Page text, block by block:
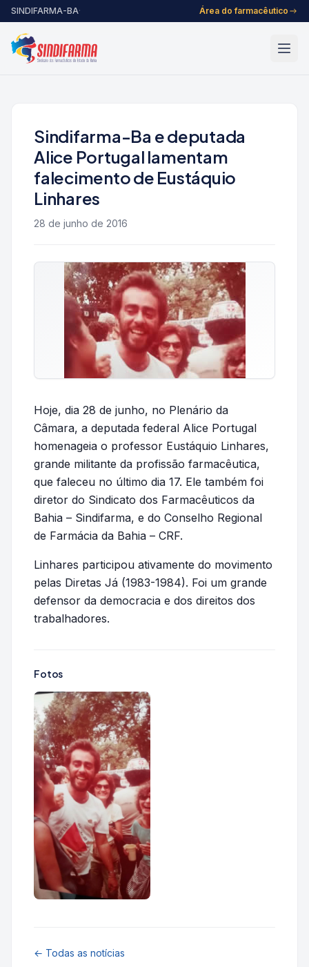
Pular para o conteúdo
SINDIFARMA-BA· Área do farmacêutico
Sindifarma-Ba e deputada
Alice Portugal lamentam
falecimento de Eustáquio
Linhares
28 de junho de 2016
Hoje, dia 28 de junho, no Plenário da
Câmara, a deputada federal Alice Portugal
homenageia o professor Eustáquio Linhares,
grande militante da profissão farmacêutica,
que faleceu no último dia 17. Ele também foi
diretor do Sindicato dos Farmacêuticos da
Bahia – Sindifarma, e do Conselho Regional
de Farmácia da Bahia – CRF.
Linhares participou ativamente do movimento
pelas Diretas Já (1983-1984). Foi um grande
defensor da democracia e dos direitos dos
trabalhadores.
Fotos
← Todas as notícias